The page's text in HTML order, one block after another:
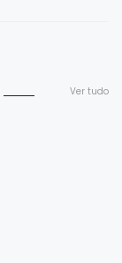
Ver tudo